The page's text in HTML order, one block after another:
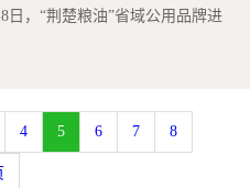
日，“荆楚粮油”省域公用品牌进
4 5 6 7 8